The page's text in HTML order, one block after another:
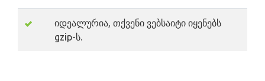
იდეალურია, თქვენი ვებსაიტი იყენებს
gzip-ს.